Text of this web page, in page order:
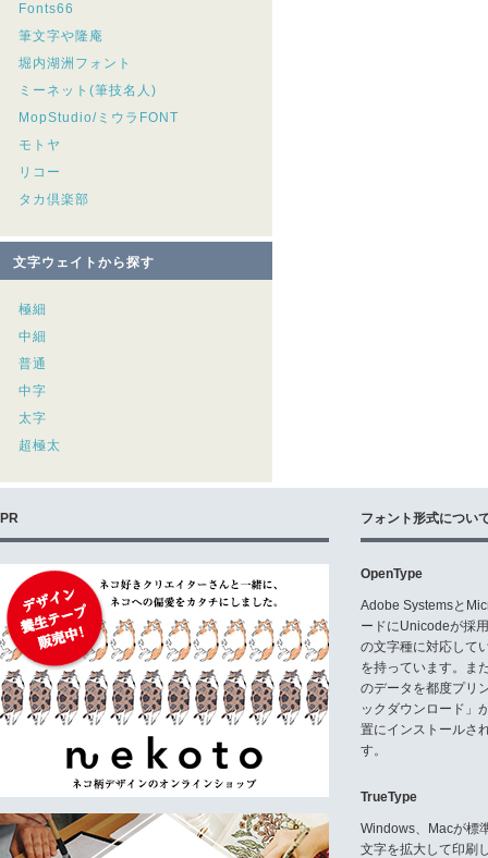
Fonts66
筆文字や隆庵
堀内湖洲フォント
ミーネット(筆技名人)
MopStudio/ミウラFONT
モトヤ
リコー
タカ倶楽部
文字ウェイトから探す
極細
中細
普通
中字
太字
超極太
PR フォント形式につい
OpenType
Adobe Systemsと
ードにUnicodeが採
の文字種に対応して
を持っています。ま
のデータを都度プリ
ックダウンロード」
置にインストールさ
す。
TrueType
Windows、Macが標
文字を拡大して印刷